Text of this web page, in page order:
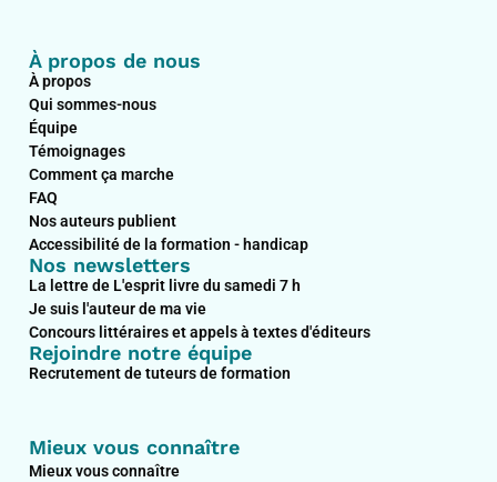
À propos de nous
À propos
Qui sommes-nous
Équipe
Témoignages
Comment ça marche
FAQ
Nos auteurs publient
Accessibilité de la formation - handicap
Nos newsletters
La lettre de L'esprit livre du samedi 7 h
Je suis l'auteur de ma vie
Concours littéraires et appels à textes d'éditeurs
Rejoindre notre équipe
Recrutement de tuteurs de formation
Mieux vous connaître
Mieux vous connaître